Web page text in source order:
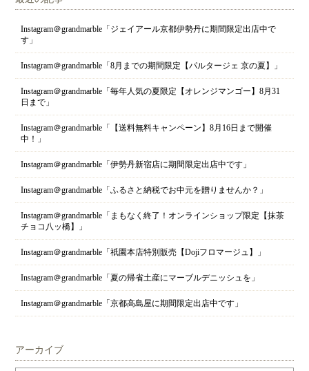
Instagram＠grandmarble「ジェイアール京都伊勢丹に期間限定出店中で
す」
Instagram＠grandmarble「8月までの期間限定【パルタージェ 京の夏】」
Instagram＠grandmarble「毎年人気の夏限定【オレンジマンゴー】8月31
日まで」
Instagram＠grandmarble「【送料無料キャンペーン】8月16日まで開催
中！」
Instagram＠grandmarble「伊勢丹新宿店に期間限定出店中です」
Instagram＠grandmarble「ふるさと納税でお中元を贈りませんか？」
Instagram＠grandmarble「まもなく終了！オンラインショップ限定【抹茶
チョコ八ッ橋】」
Instagram＠grandmarble「祇園本店特別販売【Dojiフロマージュ】」
Instagram＠grandmarble「夏の帰省土産にマーブルデニッシュを」
Instagram＠grandmarble「京都高島屋に期間限定出店中です」
アーカイブ